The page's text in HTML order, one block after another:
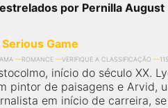
por Pernilla August
Game
ROMANCE VERIFIQUE A CLASSIFICAÇÃO
início do século XX.
pintor de paisagens e Arvid,
em início de carreira,